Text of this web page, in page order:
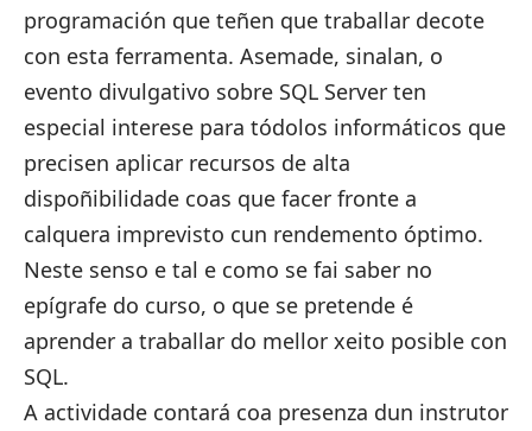
programación que teñen que traballar decote
con esta ferramenta. Asemade, sinalan, o
evento divulgativo sobre SQL Server ten
especial interese para tódolos informáticos que
precisen aplicar recursos de alta
dispoñibilidade coas que facer fronte a
calquera imprevisto cun rendemento óptimo.
Neste senso e tal e como se fai saber no
epígrafe do curso, o que se pretende é
aprender a traballar do mellor xeito posible con
SQL.
A actividade contará coa presenza dun instrutor